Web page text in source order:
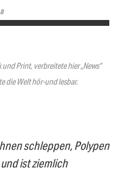
Print, verbreitete hier „News“
die Welt hör-und lesbar.
schleppen, Polypen
ist ziemlich